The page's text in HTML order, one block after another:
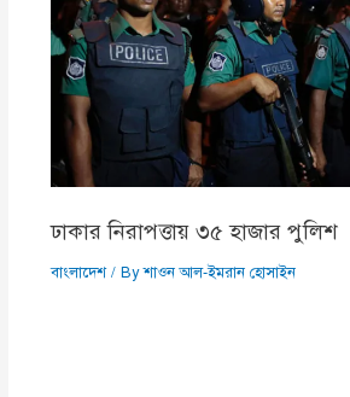
ঢাকার নিরাপত্তায় ৩৫ হাজার পুলিশ
বাংলাদেশ/ Byশাওন আল-ইমরান হোসাইন